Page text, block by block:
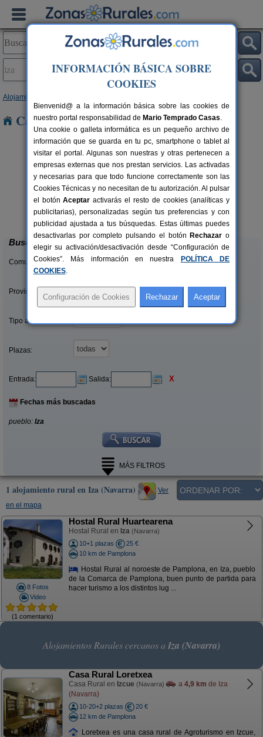
Alojamientos
Casas Rurales en Iza
16+2 pers.
desde 28 €
Casa Rural Estankoenea
Landetxea
Artieda (Navarra)
Buscar
Comunidades:
Provincias/Islas:
Tipo alquiler:
Plazas:
Entrada: Salida: X
Fechas más buscadas
pueblo: Iza
MÁS FILTROS
1 alojamiento rural en Iza (Navarra)
Ver
en el mapa
8 Fotos
Video
(1 comentario)
Hostal Rural Huartearena
Hostal Rural en Iza (Navarra)
10+1 plazas
25 €
10 km de Pamplona
Hostal Rural al noroeste de Pamplona, en Iza, pueblo
de la Comarca de Pamplona, buen punto de partida para
hacer turismo a los distintos lug ...
Alojamientos Rurales cercanos a Iza (Navarra)
Casa Rural Loretxea
Casa Rural en Izcue (Navarra) a 4,9 km de Iza
(Navarra)
10-20+2 plazas
20 €
12 km de Pamplona
Loretxea es una casa rural de Agroturismo en Izcue,
INFORMACIÓN BÁSICA SOBRE
COOKIES
Bienvenid@ a la información básica sobre las cookies de
nuestro portal responsabilidad de Mario Temprado Casas.
Una cookie o galleta informática es un pequeño archivo de
información que se guarda en tu pc, smartphone o tablet al
visitar el portal. Algunas son nuestras y otras pertenecen a
empresas externas que nos prestan servicios. Las activadas
y necesarias para que todo funcione correctamente son las
Cookies Técnicas y no necesitan de tu autorización. Al pulsar
el botónAceptar activarás el resto de cookies (analíticas y
publicitarias), personalizadas según tus preferencias y con
publicidad ajustada a tus búsquedas. Estas últimas puedes
desactivarlas por completo pulsando el botón Rechazar o
elegir su activación/desactivación desde “Configuración de
Cookies”. Más información en nuestra
POLÍTICA DE
COOKIES.